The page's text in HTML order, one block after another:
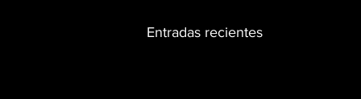
Entradas recientes